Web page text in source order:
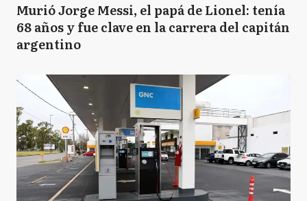
Murió Jorge Messi, el papá de Lionel: tenía
68 años y fue clave en la carrera del capitán
argentino